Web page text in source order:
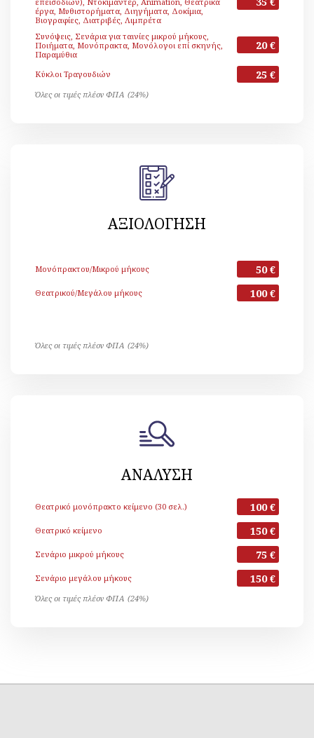
έργα, Μυθιστορήματα, Διηγήματα, Δοκίμια,
Βιογραφίες, Διατριβές, Λιμπρέτα
Συνόψεις, Σενάρια για ταινίες μικρού μήκους,
Ποιήματα, Μονόπρακτα, Μονόλογοι επί σκηνής,
Παραμύθια
20 €
Κύκλοι Τραγουδιών 25 €
Όλες οι τιμές πλέον ΦΠΑ (24%)
ΑΞΙΟΛΟΓΗΣΗ
Μονόπρακτου/Μικρού μήκους 50 €
Θεατρικού/Μεγάλου μήκους 100 €
Όλες οι τιμές πλέον ΦΠΑ (24%)
ΑΝΑΛΥΣΗ
Θεατρικό μονόπρακτο κείμενο (30 σελ.) 100 €
Θεατρικό κείμενο 150 €
Σενάριο μικρού μήκους 75 €
Σενάριο μεγάλου μήκους 150 €
Όλες οι τιμές πλέον ΦΠΑ (24%)